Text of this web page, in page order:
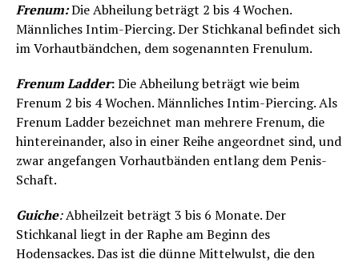
Frenum:Die Abheilung beträgt 2 bis 4 Wochen.
Männliches Intim-Piercing. Der Stichkanal befindet sich
im Vorhautbändchen, dem sogenannten Frenulum.
Frenum Ladder:Die Abheilung beträgt wie beim
Frenum 2 bis 4 Wochen. Männliches Intim-Piercing. Als
Frenum Ladder bezeichnet man mehrere Frenum, die
hintereinander, also in einer Reihe angeordnet sind, und
zwar angefangen Vorhautbänden entlang dem Penis-
Schaft.
Guiche:Abheilzeit beträgt 3 bis 6 Monate. Der
Stichkanal liegt in der Raphe am Beginn des
Hodensackes. Das ist die dünne Mittelwulst, die den